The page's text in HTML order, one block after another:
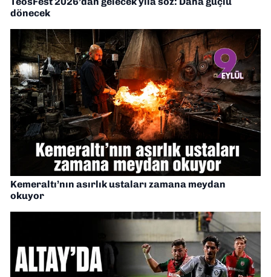
dönecek
Kemeraltı’nın asırlık ustaları zamana meydan
okuyor